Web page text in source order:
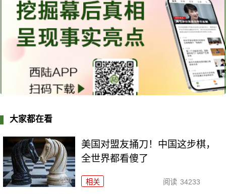
大家都在看
美国对盟友捅刀！中国这步棋，
全世界都看傻了
相关 阅读 34233